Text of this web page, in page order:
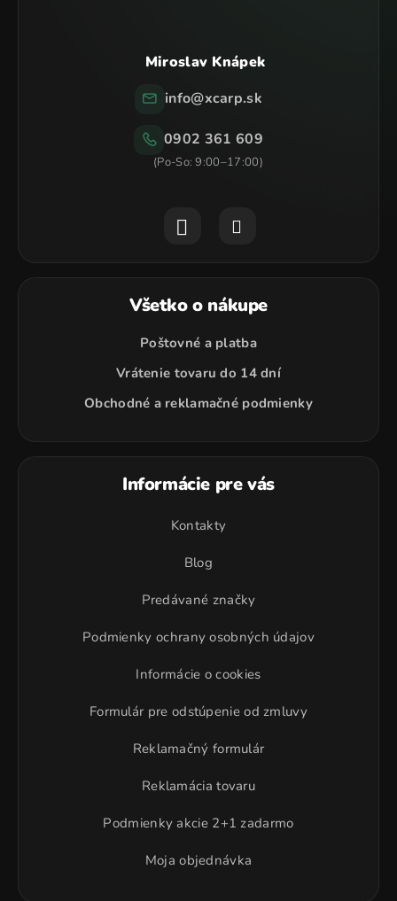
Miroslav Knápek
info@xcarp.sk
0902 361 609
Všetko o nákupe
Poštovné a platba
Vrátenie tovaru do 14 dní
Obchodné a reklamačné podmienky
Informácie pre vás
Kontakty
Blog
Predávané značky
Podmienky ochrany osobných údajov
Informácie o cookies
Formulár pre odstúpenie od zmluvy
Reklamačný formulár
Reklamácia tovaru
Podmienky akcie 2+1 zadarmo
Moja objednávka